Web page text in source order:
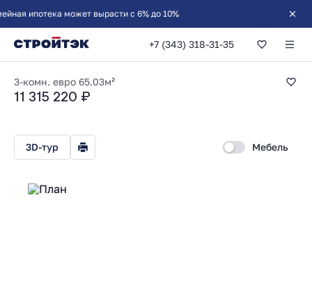
+7 (343) 318-31-35
2-комнатная
3-комн. евро 65.03м²
11 315 220 ₽
3D-тур Мебель